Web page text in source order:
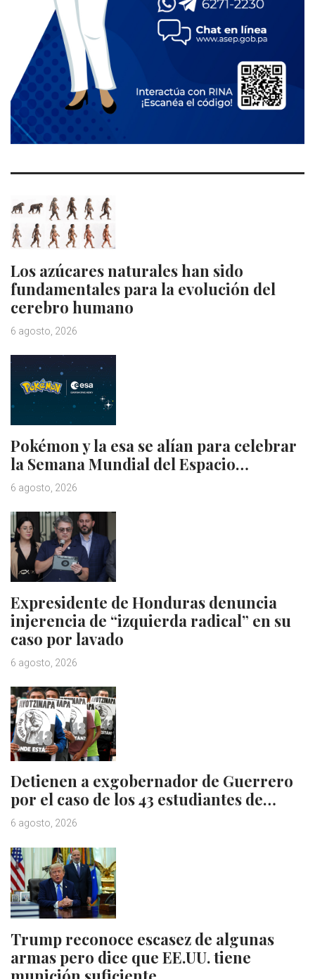
Los azúcares naturales han sido
fundamentales para la evolución del
cerebro humano
6 agosto, 2026
Pokémon y la esa se alían para celebrar
la Semana Mundial del Espacio…
6 agosto, 2026
Expresidente de Honduras denuncia
injerencia de “izquierda radical” en su
caso por lavado
6 agosto, 2026
Detienen a exgobernador de Guerrero
por el caso de los 43 estudiantes de…
6 agosto, 2026
Trump reconoce escasez de algunas
armas pero dice que EE.UU. tiene